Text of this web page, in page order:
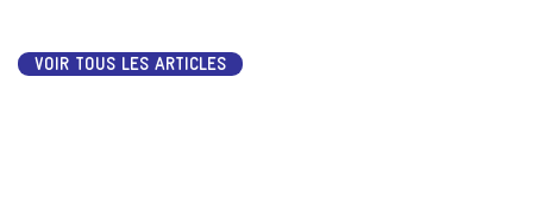
VOIR TOUS LES ARTICLES